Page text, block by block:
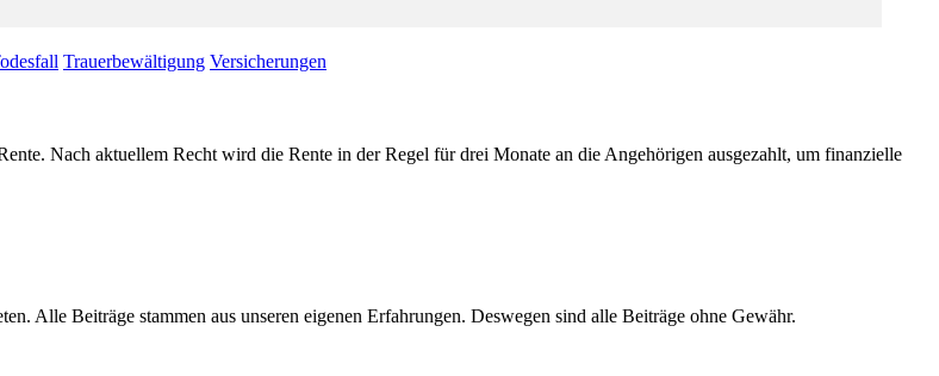
Trauerbewältigung Versicherungen
Nach aktuellem Recht wird die Rente in der Regel für drei Monate an die Angehörigen ausgezahlt, um finanzielle
Alle Beiträge stammen aus unseren eigenen Erfahrungen. Deswegen sind alle Beiträge ohne Gewähr.